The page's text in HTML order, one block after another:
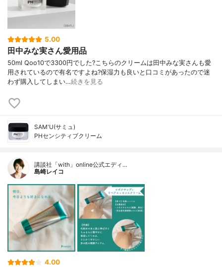
5.00
田中みな実さん愛用品
50ml Qoo10で3300円でした?こちらのクリームは田中みな実さんも愛
用されているので有名ですよね?保湿力も良いと口コミがあったので迷
わず購入してしまい…続きを見る
SAM'U(サミュ)
PHセンシティブクリーム
講談社「with」online公式エディ…
島崎レイコ
4.00